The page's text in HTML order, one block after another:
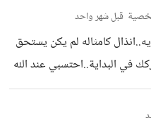
يوماً ما..ستعود الأمة
ما بالتأكيد سيحدث هذا.. أسأل
قبل شهر واحد
كامثاله لم يكن يستحق
في البداية..احتسبي عند الله
أكبر انتقام ' كما تسمينه ' هو
وابتعدي عن الحب فهو لا